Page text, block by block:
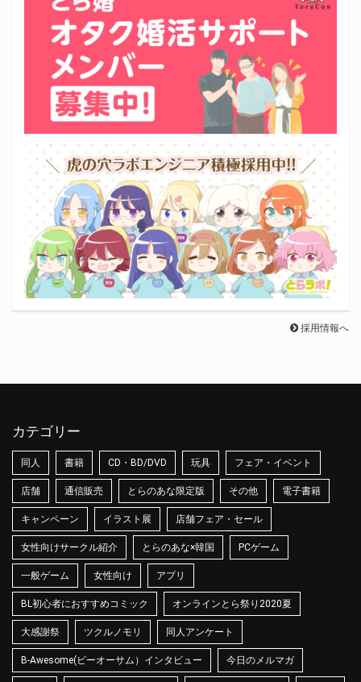
採用情報へ
カテゴリー
同人 書籍 CD・BD/DVD 玩具 フェア・イベント
店舗 通信販売 とらのあな限定版 その他 電子書籍
キャンペーン イラスト展 店舗フェア・セール
女性向けサークル紹介 とらのあな×韓国 PCゲーム
一般ゲーム 女性向け アプリ
BL初心者におすすめコミック オンラインとら祭り2020夏
大感謝祭 ツクルノモリ 同人アンケート
B-Awesome(ビーオーサム）インタビュー 今日のメルマガ